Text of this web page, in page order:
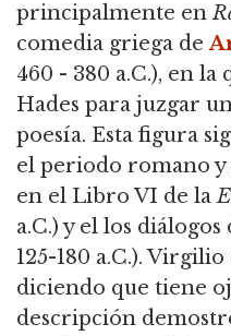
principalmente en
comedia griega de
460 - 380 a.C.), en
Hades para juzgar
poesía. Esta figura
el periodo romano y
en el Libro VI de la
a.C.) y el los
125-180 a.C.).
diciendo que tiene
descripción